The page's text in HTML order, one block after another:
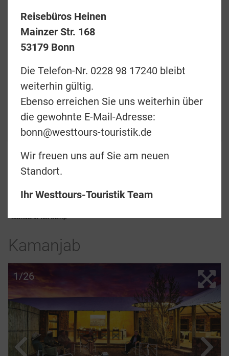
Preise & Termine
zurück
Teilen
Etendeka Mountain
Camp
StandardPlus Camp
Kamanjab
1/26
Reisebüros Heinen
Mainzer Str. 168
53179 Bonn
Die Telefon-Nr. 0228 98 17240 bleibt
weiterhin gültig.
Ebenso erreichen Sie uns weiterhin über
die gewohnte E-Mail-Adresse:
bonn@westtours-touristik.de
Wir freuen uns auf Sie am neuen
Standort.
Ihr Westtours-Touristik Team